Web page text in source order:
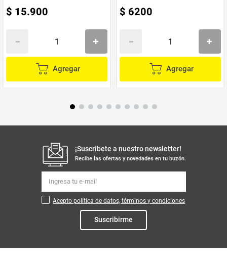
$ 15.900
Agregar
$ 6200
Agregar
¡Suscribete a nuestro newsletter!
Recibe las ofertas y novedades en tu buzón.
Acepto política de datos, términos y condiciones
Suscribirme